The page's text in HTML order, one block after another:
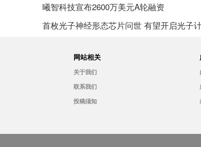
曦智科技宣布2600万美元A轮融资
首枚光子神经形态芯片问世 有望开启光子
网站相关
关于我们
联系我们
投稿须知